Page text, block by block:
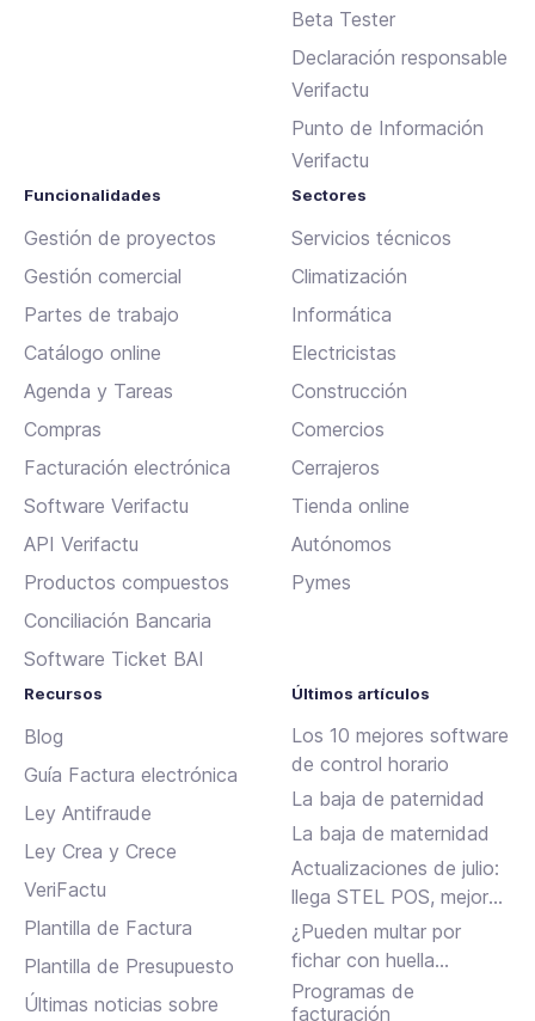
Beta Tester
Declaración responsable
Verifactu
Punto de Información
Verifactu
Funcionalidades
Gestión de proyectos
Gestión comercial
Partes de trabajo
Catálogo online
Agenda y Tareas
Compras
Facturación electrónica
Software Verifactu
API Verifactu
Productos compuestos
Conciliación Bancaria
Software Ticket BAI
Sectores
Servicios técnicos
Climatización
Informática
Electricistas
Construcción
Comercios
Cerrajeros
Tienda online
Autónomos
Pymes
Recursos
Blog
Guía Factura electrónica
Ley Antifraude
Ley Crea y Crece
VeriFactu
Plantilla de Factura
Plantilla de Presupuesto
Últimas noticias sobre
Últimos artículos
Los 10 mejores software
de control horario
La baja de paternidad
La baja de maternidad
Actualizaciones de julio:
llega STEL POS, mejoras
en Assistant, albaranes
en Inbox y más
¿Pueden multar por
fichar con huella
dactilar?
Programas de
facturación